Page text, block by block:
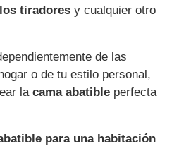
tiradores y cualquier otro
de las
o de tu estilo personal,
la cama abatible perfecta
para una habitación